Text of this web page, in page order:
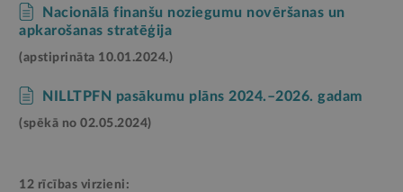
Nacionālā finanšu noziegumu novēršanas un
apkarošanas stratēģija
(apstiprināta 10.01.2024.)
NILLTPFN pasākumu plāns 2024.–2026. gadam
(spēkā no 02.05.2024)
12 rīcības virzieni: